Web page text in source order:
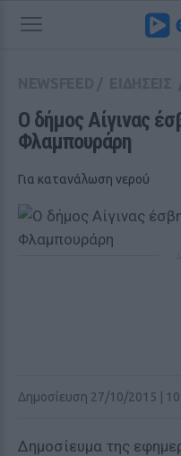
Ο δήμος Αίγινας
Φλαμπουράρη
Για κατανάλωση νερού
Δημοσίευση 27/10/2015 |
Δημοσίευμα της